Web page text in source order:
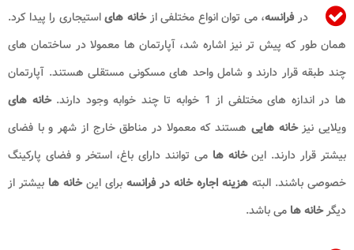
درفرانسه، می توان انواع مختلفی ازخانه هایاستیجاری را پیدا کرد.
همان طور که پیش تر نیز اشاره شد، آپارتمان ها معمولا در ساختمان های
چند طبقه قرار دارند و شامل واحد های مسکونی مستقلی هستند. آپارتمان
ها در اندازه های مختلفی از 1 خوابه تا چند خوابه وجود دارند.
خانه های
ویلایی نیزخانه هایی هستند که معمولا در مناطق خارج از شهر و با فضای
بیشتر قرار دارند. اینخانه ها می توانند دارای باغ، استخر و فضای پارکینگ
خصوصی باشند. البته هزینه اجاره خانه در فرانسه برای اینخانه ها بیشتر از
دیگرخانه ها می باشد.